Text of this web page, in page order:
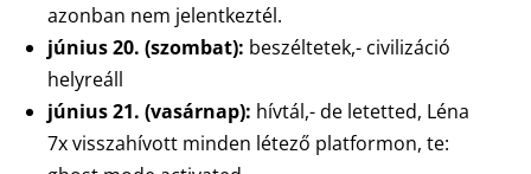
azonban nem jelentkeztél.
június 20. (szombat): beszéltetek,- civilizáció
helyreáll
június 21. (vasárnap): hívtál,- de letetted, Léna
7x visszahívott minden létező platformon, te: